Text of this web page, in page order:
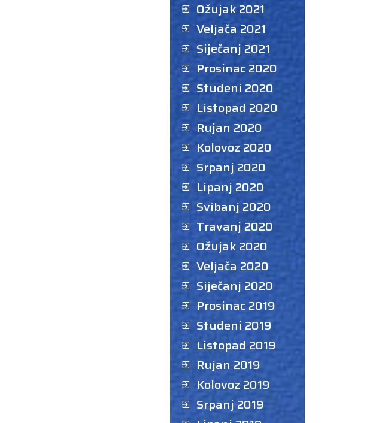
Ožujak 2021
Veljača 2021
Siječanj 2021
Prosinac 2020
Studeni 2020
Listopad 2020
Rujan 2020
Kolovoz 2020
Srpanj 2020
Lipanj 2020
Svibanj 2020
Travanj 2020
Ožujak 2020
Veljača 2020
Siječanj 2020
Prosinac 2019
Studeni 2019
Listopad 2019
Rujan 2019
Kolovoz 2019
Srpanj 2019